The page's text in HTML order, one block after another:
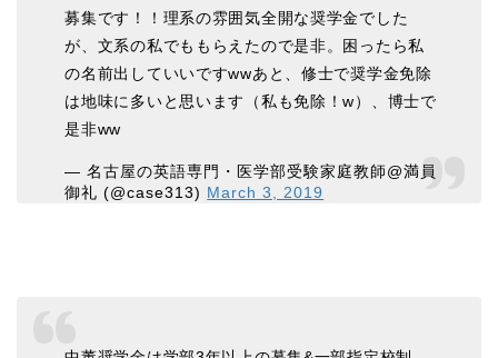
募集です！！理系の雰囲気全開な奨学金でした
が、文系の私でももらえたので是非。困ったら私
の名前出していいですwwあと、修士で奨学金免除
は地味に多いと思います（私も免除！w）、博士で
是非ww
— 名古屋の英語専門・医学部受験家庭教師@満員
御礼 (@case313) March 3, 2019